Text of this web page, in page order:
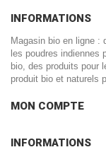
INFORMATIONS
Magasin bio en ligne :
les poudres indiennes
bio, des produits pour
produit bio et naturels
MON COMPTE
INFORMATIONS